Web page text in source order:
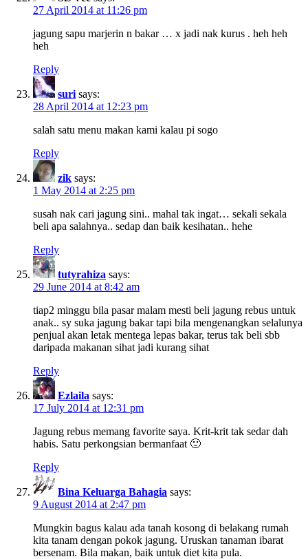
27 April 2014 at 11:26 pm
jagung sapu marjerin n bakar … x jadi nak kurus . heh heh
heh
Reply
suri says:
28 April 2014 at 12:23 pm
salah satu menu makan kami kalau pi sogo
Reply
zik says:
1 May 2014 at 2:25 pm
susah nak cari jagung sini.. mahal tak ingat… sekali sekala
beli apa salahnya.. sedap dan baik kesihatan.. hehe
Reply
tutyrahiza says:
29 June 2014 at 8:42 am
tiap2 minggu bila pasar malam mesti beli jagung rebus untuk
anak.. sy suka jagung bakar tapi bila mengenangkan selalunya
penjual akan letak mentega lepas bakar, terus tak beli sbb
daripada makanan sihat jadi kurang sihat
Reply
Ezlaila says:
17 July 2014 at 12:31 pm
Jagung rebus memang favorite saya. Krit-krit tak sedar dah
habis. Satu perkongsian bermanfaat 🙂
Reply
Bina Keluarga Bahagia says:
9 August 2014 at 2:47 pm
Mungkin bagus kalau ada tanah kosong di belakang rumah
kita tanam dengan pokok jagung. Uruskan tanaman ibarat
bersenam. Bila makan, baik untuk diet kita pula.